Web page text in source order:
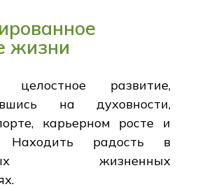
жизни
целостное развитие,
на духовности,
карьерном росте и
Находить радость в
жизненных